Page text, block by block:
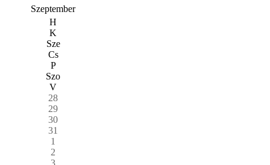
Szeptember
H
K
Sze
Cs
P
Szo
V
28
29
30
31
1
2
3